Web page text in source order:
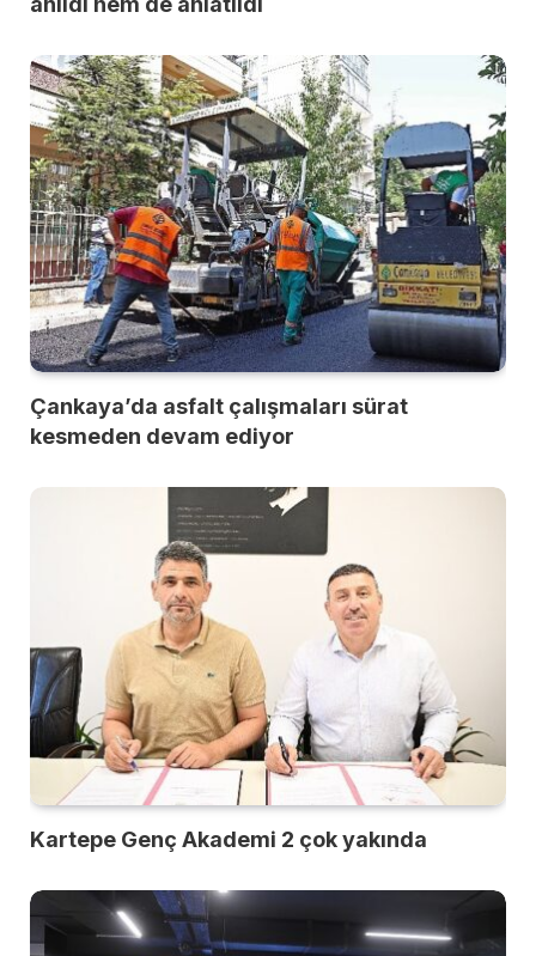
Çankaya’da asfalt çalışmaları sürat
kesmeden devam ediyor
Kartepe Genç Akademi 2 çok yakında